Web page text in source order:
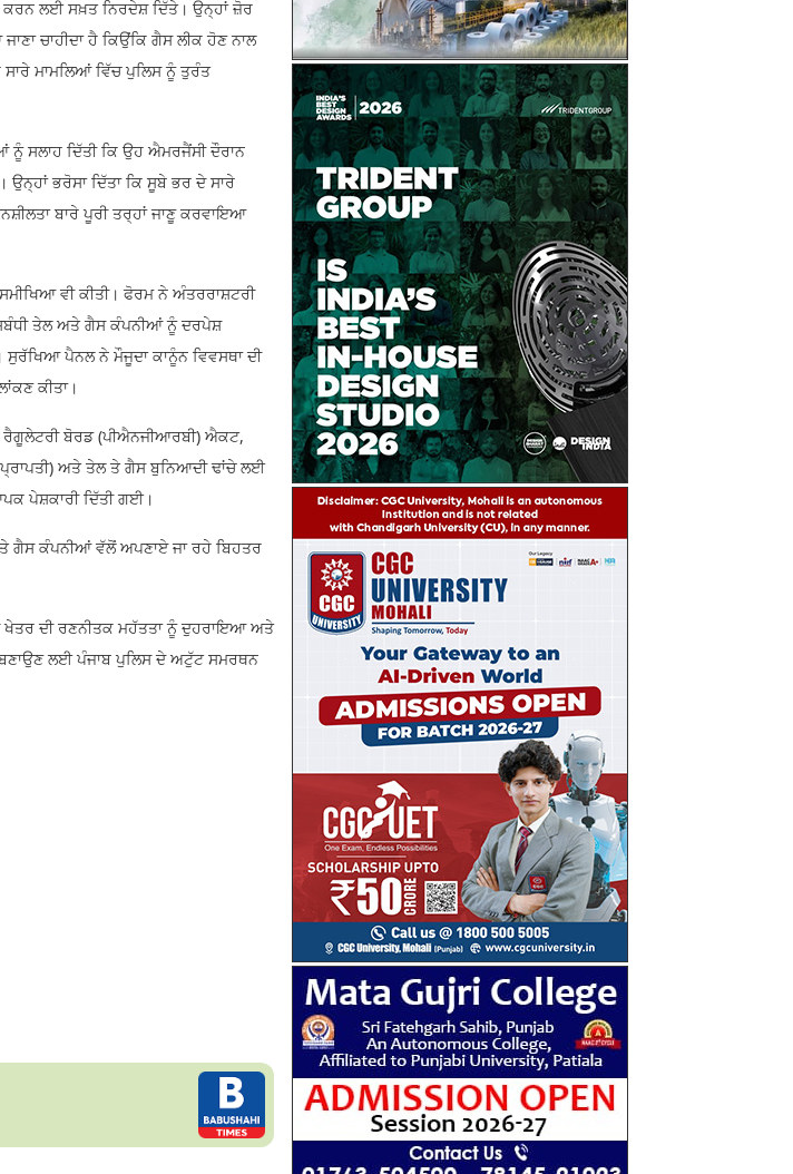
ਕਰਨ ਲਈ ਸਖ਼ਤ ਨਿਰਦੇਸ਼ ਦਿੱਤੇ। ਉਨ੍ਹਾਂ ਜ਼ੋਰ
ਚਾਹੀਦਾ ਹੈ ਕਿਉਂਕਿ ਗੈਸ ਲੀਕ ਹੋਣ ਨਾਲ
ਮਾਮਲਿਆਂ ਵਿੱਚ ਪੁਲਿਸ ਨੂੰ ਤੁਰੰਤ
ਸਲਾਹ ਦਿੱਤੀ ਕਿ ਉਹ ਐਮਰਜੈਂਸੀ ਦੌਰਾਨ
ਭਰੋਸਾ ਦਿੱਤਾ ਕਿ ਸੂਬੇ ਭਰ ਦੇ ਸਾਰੇ
ਬਾਰੇ ਪੂਰੀ ਤਰ੍ਹਾਂ ਜਾਣੂ ਕਰਵਾਇਆ
ਵੀ ਕੀਤੀ। ਫੋਰਮ ਨੇ ਅੰਤਰਰਾਸ਼ਟਰੀ
ਤੇਲ ਅਤੇ ਗੈਸ ਕੰਪਨੀਆਂ ਨੂੰ ਦਰਪੇਸ਼
ਸੁਰੱਖਿਆ ਪੈਨਲ ਨੇ ਮੌਜੂਦਾ ਕਾਨੂੰਨ ਵਿਵਸਥਾ ਦੀ
ਕੀਤਾ।
ਬੋਰਡ (ਪੀਐਨਜੀਆਰਬੀ) ਐਕਟ,
ਅਤੇ ਤੇਲ ਤੇ ਗੈਸ ਬੁਨਿਆਦੀ ਢਾਂਚੇ ਲਈ
ਪੇਸ਼ਕਾਰੀ ਦਿੱਤੀ ਗਈ।
ਗੈਸ ਕੰਪਨੀਆਂ ਵੱਲੋਂ ਅਪਣਾਏ ਜਾ ਰਹੇ ਬਿਹਤਰ
ਖੇਤਰ ਦੀ ਰਣਨੀਤਕ ਮਹੱਤਤਾ ਨੂੰ ਦੁਹਰਾਇਆ ਅਤੇ
ਲਈ ਪੰਜਾਬ ਪੁਲਿਸ ਦੇ ਅਟੁੱਟ ਸਮਰਥਨ